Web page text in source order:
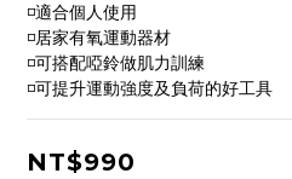
◽適合個人使用
◽居家有氧運動器材
◽可搭配啞鈴做肌力訓練
◽可提升運動強度及負荷的好工具
NT$990